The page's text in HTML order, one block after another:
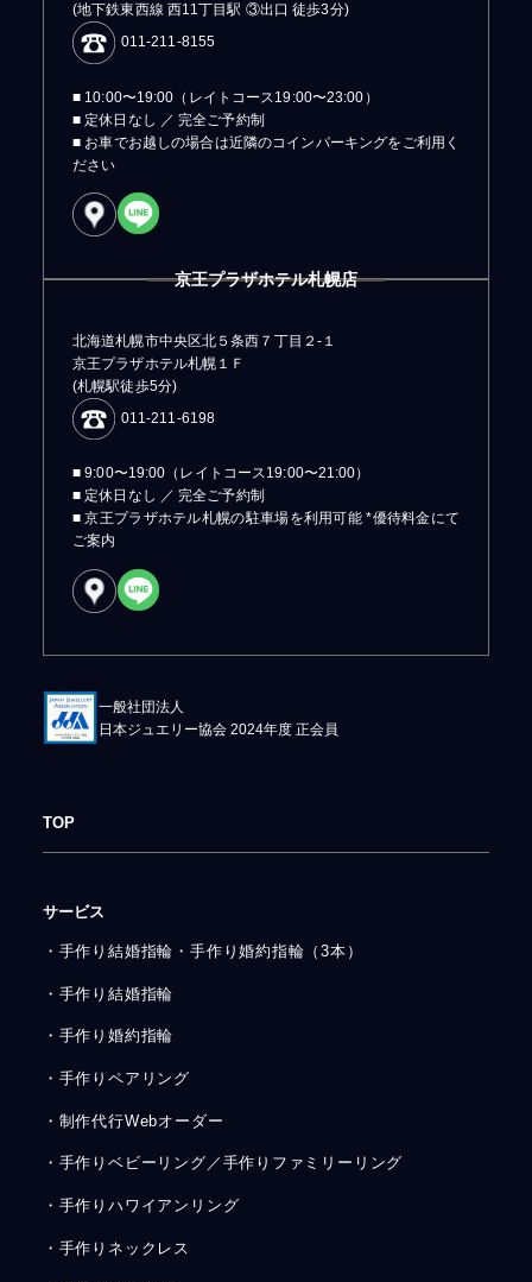
(地下鉄東西線 西11丁目駅 ③出口 徒歩3分)
011-211-8155
■ 10:00〜19:00（レイトコース19:00〜23:00）
■ 定休日なし ／ 完全ご予約制
■ お車でお越しの場合は近隣のコインパーキングをご利用く
ださい
京王プラザホテル札幌店
北海道札幌市中央区北５条西７丁目２-１
京王プラザホテル札幌１Ｆ
(札幌駅徒歩5分)
011-211-6198
■ 9:00〜19:00（レイトコース19:00〜21:00）
■ 定休日なし ／ 完全ご予約制
■ 京王プラザホテル札幌の駐車場を利用可能 *優待料金にて
ご案内
一般社団法人
日本ジュエリー協会 2024年度 正会員
TOP
サービス
・手作り結婚指輪・手作り婚約指輪（3本）
・手作り結婚指輪
・手作り婚約指輪
・手作りペアリング
・制作代行Webオーダー
・手作りベビーリング／手作りファミリーリング
・手作りハワイアンリング
・手作りネックレス